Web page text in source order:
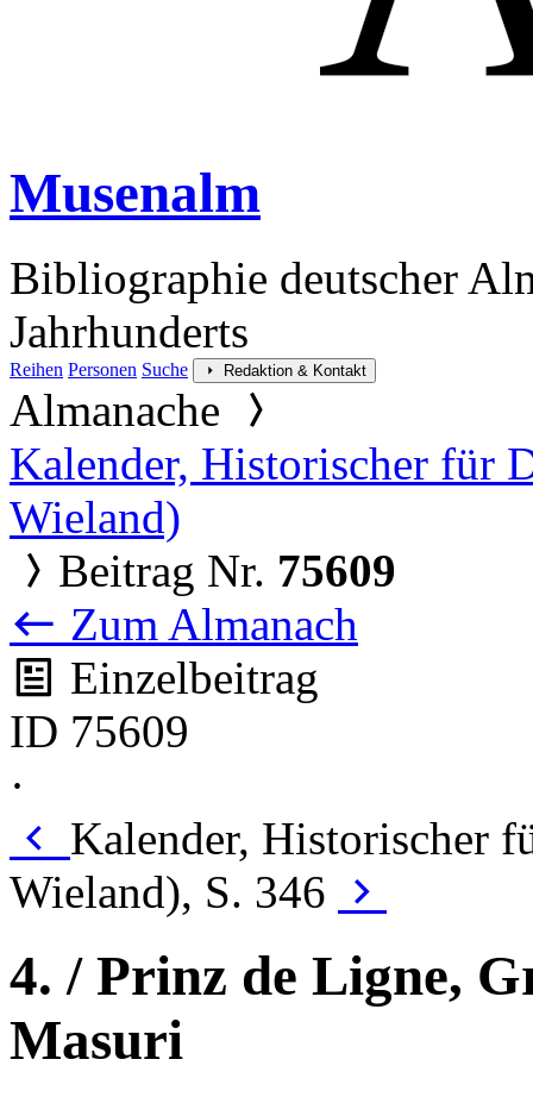
Musenalm
Bibliographie deutscher
Jahrhunderts
Reihen Personen Suche Redaktion & Kontakt
Almanache
Kalender, Historischer für
Wieland)
Beitrag Nr. 75609
Zum Almanach
Einzelbeitrag
ID 75609
·
Kalender, Historischer
Wieland), S. 346
4. / Prinz de Ligne,
Masuri